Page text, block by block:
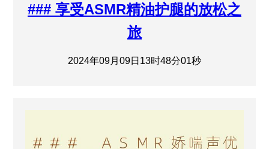
### 享受ASMR精油护腿的放松之
旅
2024年09月09日13时48分01秒